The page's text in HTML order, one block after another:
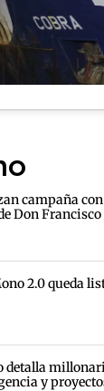
campaña
Don Francisco
2.0 queda
detalla
y